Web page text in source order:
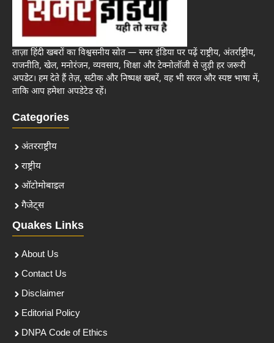
ताज़ा हिंदी खबरों का विश्वसनीय स्रोत — समर इंडिया पर पढ़ें राष्ट्रीय, अंतर्राष्ट्रीय,
राजनीति, खेल, मनोरंजन, व्यवसाय, शिक्षा और टेक्नोलॉजी से जुड़ी हर जरूरी
अपडेट। हम देते हैं तेज़, सटीक और निष्पक्ष खबरें, वह भी सरल और स्पष्ट भाषा में,
ताकि आप हमेशा अपडेटेड रहें।
Categories
अंतरराष्ट्रीय
राष्ट्रीय
ऑटोमोबाइल
गैजेट्स
Quakes Links
About Us
Contact Us
Disclaimer
Editorial Policy
DNPA Code of Ethics